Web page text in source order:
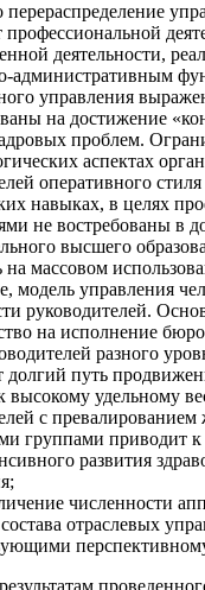
деятельности,
административным
управления
на достижение
проблем.
аспектах
оперативного
навыках, в целях
не востребованы в
высшего
на массовом
модель управления
руководителей.
на исполнение
разного
долгий путь
высокому удельному
с
группами приводит
развития
численности
отраслевых